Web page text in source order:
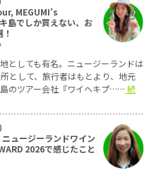
MEGUMI’s
島でしか買えない、お
としても有名。ニュージーランドは
として、旅行者はもとより、地元
のツアー会社『ワイヘキプ…… 続
ュージーランドワイン
2026で感じたこと